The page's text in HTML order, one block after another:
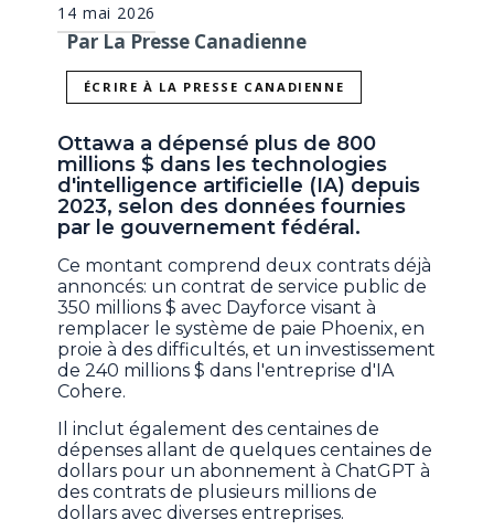
14 mai 2026
Par La Presse Canadienne
ÉCRIRE À LA PRESSE CANADIENNE
Ottawa a dépensé plus de 800
millions $ dans les technologies
d'intelligence artificielle (IA) depuis
2023, selon des données fournies
par le gouvernement fédéral.
Ce montant comprend deux contrats déjà
annoncés: un contrat de service public de
350 millions $ avec Dayforce visant à
remplacer le système de paie Phoenix, en
proie à des difficultés, et un investissement
de 240 millions $ dans l'entreprise d'IA
Cohere.
Il inclut également des centaines de
dépenses allant de quelques centaines de
dollars pour un abonnement à ChatGPT à
des contrats de plusieurs millions de
dollars avec diverses entreprises.